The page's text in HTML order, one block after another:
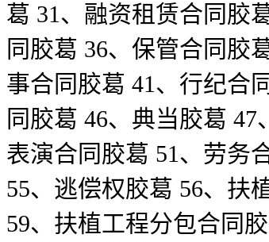
葛 31、融资租赁合同胶
同胶葛 36、保管合同胶
事合同胶葛 41、行纪合
同胶葛 46、典当胶葛
表演合同胶葛 51、劳务
55、逃偿权胶葛 56、扶
59、扶植工程分包合同